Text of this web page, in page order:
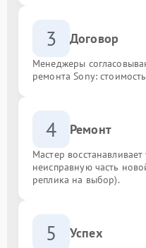
3 Договор
Менеджеры
ремонта Sony:
4 Ремонт
Мастер
неисправную часть
реплика на выбор).
5 Успех